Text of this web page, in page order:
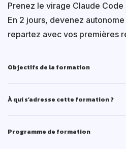
Prenez le virage Claude
En 2 jours, devenez
repartez avec vos premières
Objectifs de la formation
À qui s’adresse cette formation ?
Programme de formation